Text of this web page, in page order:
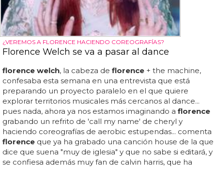
¿VEREMOS A FLORENCE HACIENDO COREOGRAFÍAS?
Florence Welch se va a pasar al dance
florence welch, la cabeza de florence + the machine,
confesaba esta semana en una entrevista que está
preparando un proyecto paralelo en el que quiere
explorar territorios musicales más cercanos al dance...
pues nada, ahora ya nos estamos imaginando a florence
grabando un refrito de 'call my name' de cheryl y
haciendo coreografías de aerobic estupendas... comenta
florence que ya ha grabado una canción house de la que
dice que suena "muy de iglesia" y que no sabe si editará, y
se confiesa además muy fan de calvin harris, que ha